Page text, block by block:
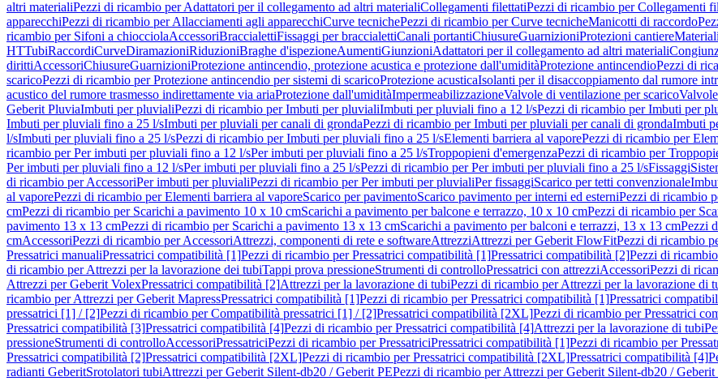
altri materialiPezzi di ricambio per Adattatori per il collegamento ad altri materialiCollegamenti filettatiPezzi di ricambio per Collegamenti
apparecchiPezzi di ricambio per Allacciamenti agli apparecchiCurve tecnichePezzi di ricambio per Curve tecnicheManicotti di raccordo
ricambio per Sifoni a chiocciolaAccessoriBraccialettiFissaggi per braccialettiCanali portantiChiusureGuarnizioniProtezioni cantiere
HTTubiRaccordiCurveDiramazioniRiduzioniBraghe d'ispezioneAumentiGiunzioniAdattatori per il collegamento ad altri materiali
dirittiAccessoriChiusureGuarnizioniProtezione antincendio, protezione acustica e protezione dall'umiditàProtezione antincendioPezzi di
scaricoPezzi di ricambio per Protezione antincendio per sistemi di scaricoProtezione acusticaIsolanti per il disaccoppiamento dal rumore
acustico del rumore trasmesso indirettamente via ariaProtezione dall'umiditàImpermeabilizzazioneValvole di ventilazione per scarico
Geberit PluviaImbuti per pluvialiPezzi di ricambio per Imbuti per pluvialiImbuti per pluviali fino a 12 l/sPezzi di ricambio per Imbuti per
Imbuti per pluviali fino a 25 l/sImbuti per pluviali per canali di grondaPezzi di ricambio per Imbuti per pluviali per canali di grondaImbuti
l/sImbuti per pluviali fino a 25 l/sPezzi di ricambio per Imbuti per pluviali fino a 25 l/sElementi barriera al vaporePezzi di ricambio per
ricambio per Per imbuti per pluviali fino a 12 l/sPer imbuti per pluviali fino a 25 l/sTroppopieni d'emergenzaPezzi di ricambio per
Per imbuti per pluviali fino a 12 l/sPer imbuti per pluviali fino a 25 l/sPezzi di ricambio per Per imbuti per pluviali fino a 25 l/sFissaggi
di ricambio per AccessoriPer imbuti per pluvialiPezzi di ricambio per Per imbuti per pluvialiPer fissaggiScarico per tetti convenzionale
al vaporePezzi di ricambio per Elementi barriera al vaporeScarico per pavimentoScarico pavimento per interni ed esterniPezzi di ricambio
cmPezzi di ricambio per Scarichi a pavimento 10 x 10 cmScarichi a pavimento per balcone e terrazzo, 10 x 10 cmPezzi di ricambio per
pavimento 13 x 13 cmPezzi di ricambio per Scarichi a pavimento 13 x 13 cmScarichi a pavimento per balconi e terrazzi, 13 x 13 cmPezzi
cmAccessoriPezzi di ricambio per AccessoriAttrezzi, componenti di rete e softwareAttrezziAttrezzi per Geberit FlowFitPezzi di ricambio
Pressatrici manualiPressatrici compatibilità [1]Pezzi di ricambio per Pressatrici compatibilità [1]Pressatrici compatibilità [2]Pezzi di
di ricambio per Attrezzi per la lavorazione dei tubiTappi prova pressioneStrumenti di controlloPressatrici con attrezziAccessoriPezzi di
Attrezzi per Geberit VolexPressatrici compatibilità [2]Attrezzi per la lavorazione di tubiPezzi di ricambio per Attrezzi per la lavorazione di
ricambio per Attrezzi per Geberit MapressPressatrici compatibilità [1]Pezzi di ricambio per Pressatrici compatibilità [1]Pressatrici
pressatrici [1] / [2]Pezzi di ricambio per Compatibilità pressatrici [1] / [2]Pressatrici compatibilità [2XL]Pezzi di ricambio per Pressatrici
Pressatrici compatibilità [3]Pressatrici compatibilità [4]Pezzi di ricambio per Pressatrici compatibilità [4]Attrezzi per la lavorazione di tubi
pressioneStrumenti di controlloAccessoriPressatriciPezzi di ricambio per PressatriciPressatrici compatibilità [1]Pezzi di ricambio per
Pressatrici compatibilità [2]Pressatrici compatibilità [2XL]Pezzi di ricambio per Pressatrici compatibilità [2XL]Pressatrici compatibilità [4]
radianti GeberitSrotolatori tubiAttrezzi per Geberit Silent-db20 / Geberit PEPezzi di ricambio per Attrezzi per Geberit Silent-db20 / Geberit